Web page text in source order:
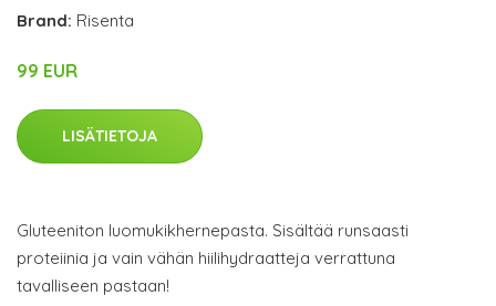
Brand: Risenta
99 EUR
LISÄTIETOJA
Gluteeniton luomukikhernepasta. Sisältää runsaasti
proteiinia ja vain vähän hiilihydraatteja verrattuna
tavalliseen pastaan!